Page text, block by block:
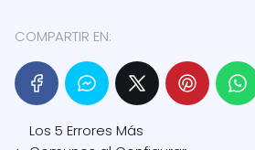
COMPARTIR EN:
Los 5 Errores Más